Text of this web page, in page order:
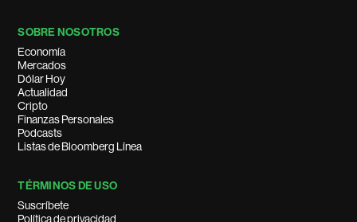
SOBRE NOSOTROS
Economía
Mercados
Dólar Hoy
Actualidad
Cripto
Finanzas Personales
Podcasts
Listas de Bloomberg Línea
TÉRMINOS DE USO
Suscríbete
Política de privacidad